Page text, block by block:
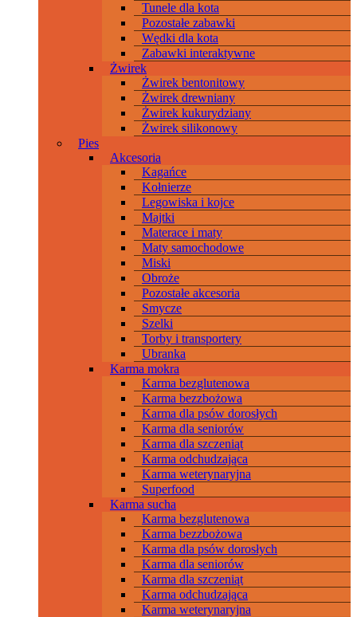
Tunele dla kota
Pozostałe zabawki
Wędki dla kota
Zabawki interaktywne
Żwirek
Żwirek bentonitowy
Żwirek drewniany
Żwirek kukurydziany
Żwirek silikonowy
Pies
Akcesoria
Kagańce
Kołnierze
Legowiska i kojce
Majtki
Materace i maty
Maty samochodowe
Miski
Obroże
Pozostałe akcesoria
Smycze
Szelki
Torby i transportery
Ubranka
Karma mokra
Karma bezglutenowa
Karma bezzbożowa
Karma dla psów dorosłych
Karma dla seniorów
Karma dla szczeniąt
Karma odchudzająca
Karma weterynaryjna
Superfood
Karma sucha
Karma bezglutenowa
Karma bezzbożowa
Karma dla psów dorosłych
Karma dla seniorów
Karma dla szczeniąt
Karma odchudzająca
Karma weterynaryjna